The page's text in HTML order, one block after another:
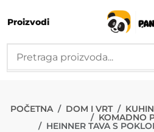
Proizvodi
POČETNA DOM I VRT
KOMADNO
HEINNER TAVA S